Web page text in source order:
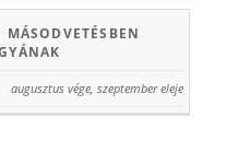
MÁSODVETÉSBEN
augusztus vége, szeptember eleje